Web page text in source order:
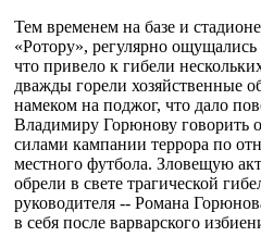
Тем временем на базе и
«Ротору», регулярно
что привело к гибели
дважды горели хозяйственные
намеком на поджог, что дало
Владимиру Горюнову говорить
силами кампании террора по
местного футбола. Зловещую
обрели в свете трагической
руководителя -- Романа
в себя после варварского